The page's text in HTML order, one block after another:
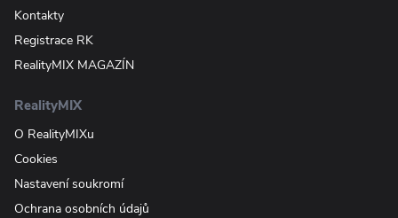
Kontakty
Registrace RK
RealityMIX MAGAZÍN
RealityMIX
O RealityMIXu
Cookies
Nastavení soukromí
Ochrana osobních údajů